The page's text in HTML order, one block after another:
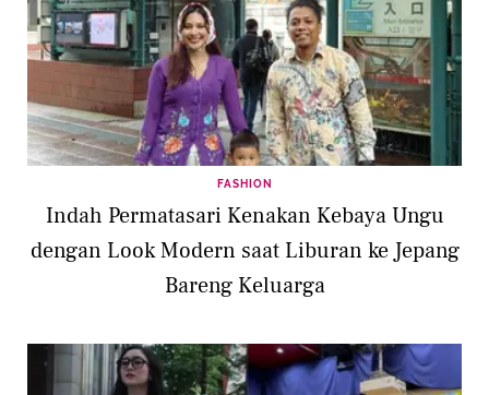
FASHION
Indah Permatasari Kenakan Kebaya Ungu
dengan Look Modern saat Liburan ke Jepang
Bareng Keluarga